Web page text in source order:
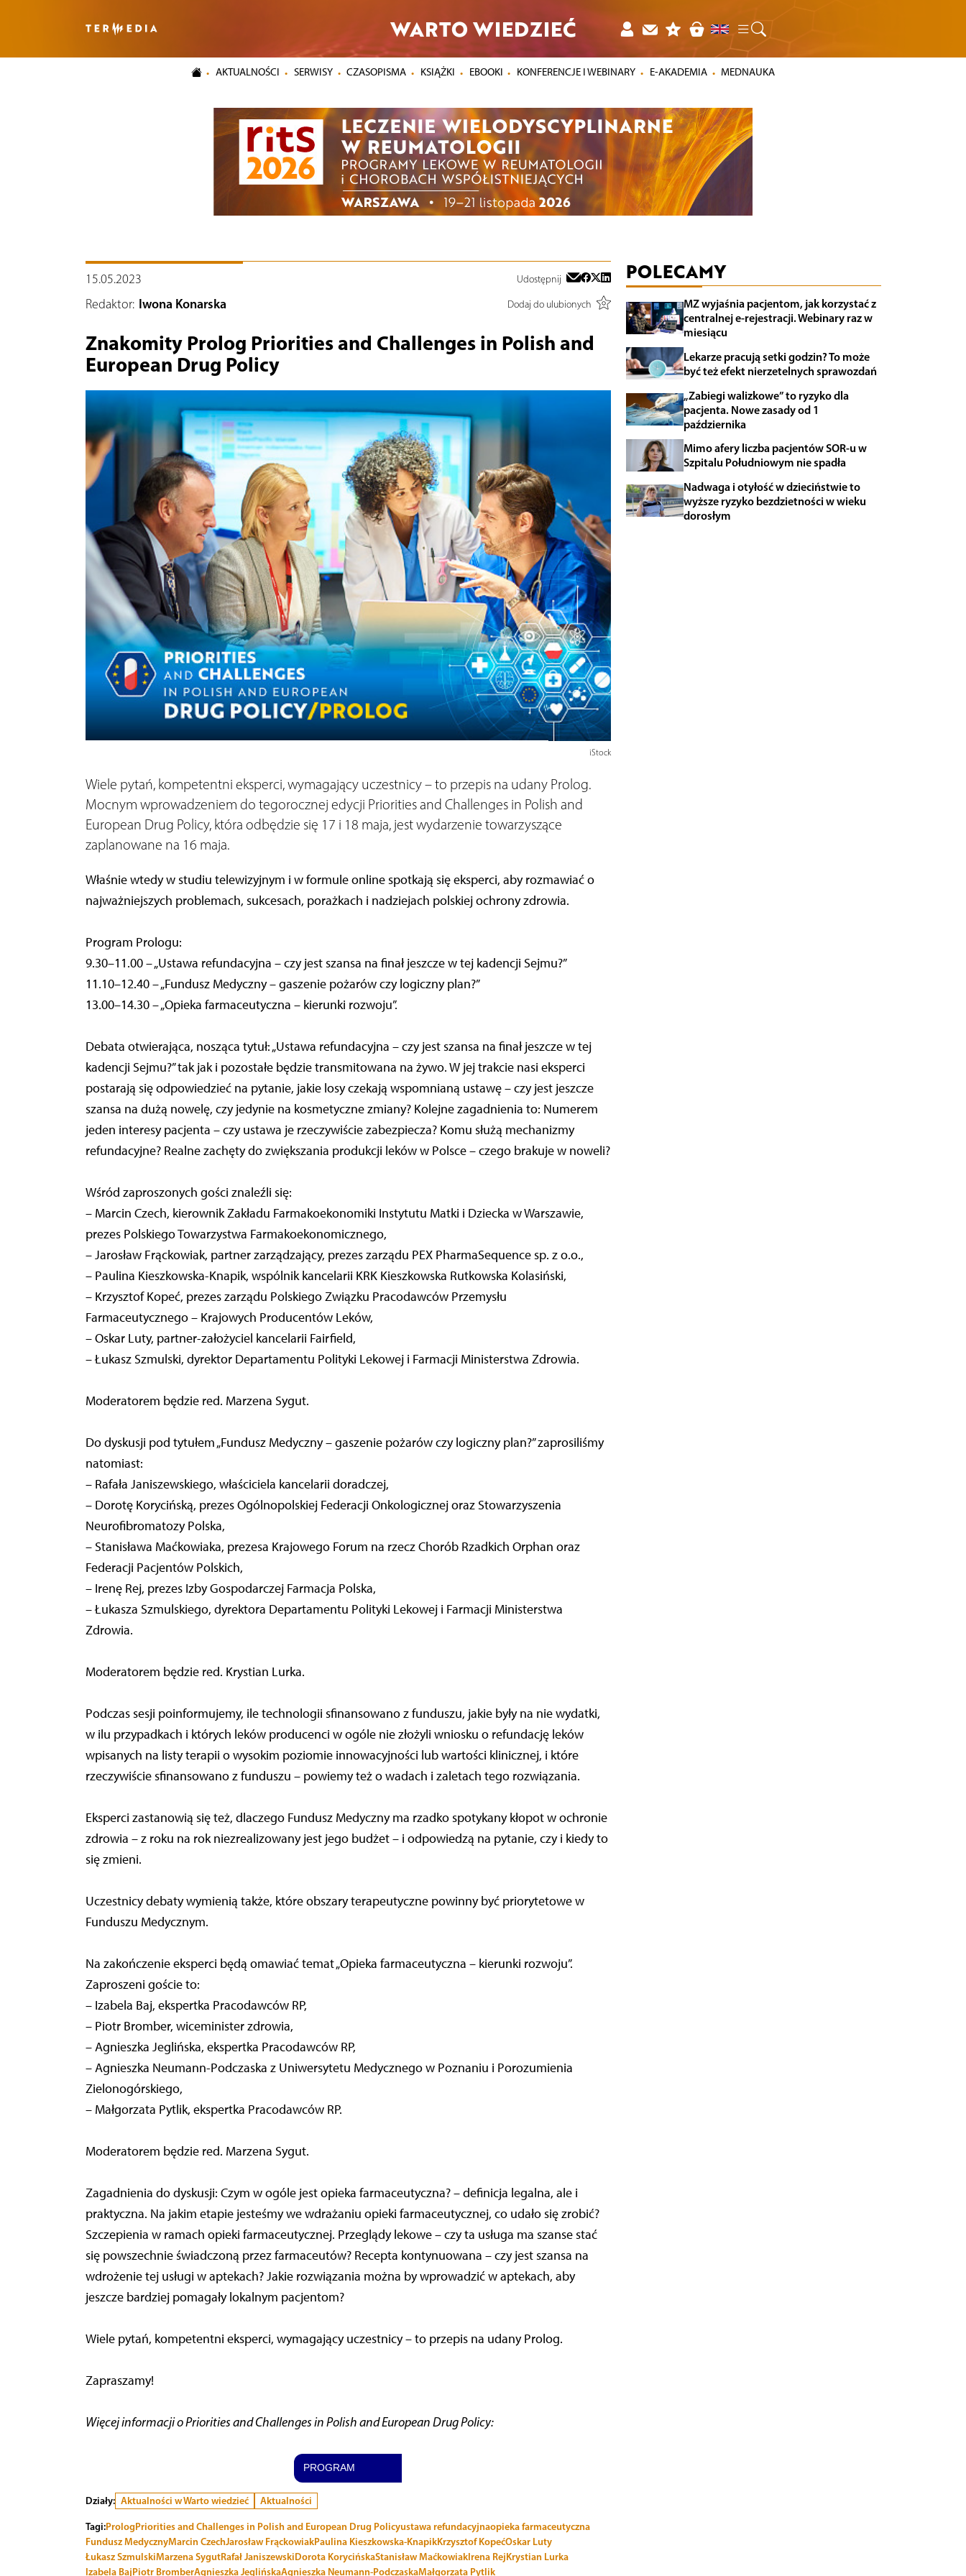
WARTO WIEDZIEĆ
AKTUALNOŚCI SERWISY CZASOPISMA KSIĄŻKI EBOOKI KONFERENCJE I WEBINARY E-AKADEMIA MEDNAUKA
15.05.2023 Udostępnij
Redaktor: Iwona Konarska Dodaj do ulubionych
Znakomity Prolog Priorities and Challenges in Polish and
European Drug Policy
iStock
Wiele pytań, kompetentni eksperci, wymagający uczestnicy – to przepis na udany Prolog.
Mocnym wprowadzeniem do tegorocznej edycji Priorities and Challenges in Polish and
European Drug Policy, która odbędzie się 17 i 18 maja, jest wydarzenie towarzyszące
zaplanowane na 16 maja.
Właśnie wtedy w studiu telewizyjnym i w formule online spotkają się eksperci, aby rozmawiać o
najważniejszych problemach, sukcesach, porażkach i nadziejach polskiej ochrony zdrowia.
Program Prologu:
9.30–11.00 – „Ustawa refundacyjna – czy jest szansa na finał jeszcze w tej kadencji Sejmu?”
11.10–12.40 – „Fundusz Medyczny – gaszenie pożarów czy logiczny plan?”
13.00–14.30 – „Opieka farmaceutyczna – kierunki rozwoju”.
Debata otwierająca, nosząca tytuł: „Ustawa refundacyjna – czy jest szansa na finał jeszcze w tej
kadencji Sejmu?” tak jak i pozostałe będzie transmitowana na żywo. W jej trakcie nasi eksperci
postarają się odpowiedzieć na pytanie, jakie losy czekają wspomnianą ustawę – czy jest jeszcze
szansa na dużą nowelę, czy jedynie na kosmetyczne zmiany? Kolejne zagadnienia to: Numerem
jeden interesy pacjenta – czy ustawa je rzeczywiście zabezpiecza? Komu służą mechanizmy
refundacyjne? Realne zachęty do zwiększania produkcji leków w Polsce – czego brakuje w noweli?
Wśród zaproszonych gości znaleźli się:
– Marcin Czech, kierownik Zakładu Farmakoekonomiki Instytutu Matki i Dziecka w Warszawie,
prezes Polskiego Towarzystwa Farmakoekonomicznego,
– Jarosław Frąckowiak, partner zarządzający, prezes zarządu PEX PharmaSequence sp. z o.o.,
– Paulina Kieszkowska-Knapik, wspólnik kancelarii KRK Kieszkowska Rutkowska Kolasiński,
– Krzysztof Kopeć, prezes zarządu Polskiego Związku Pracodawców Przemysłu
Farmaceutycznego – Krajowych Producentów Leków,
– Oskar Luty, partner-założyciel kancelarii Fairfield,
– Łukasz Szmulski, dyrektor Departamentu Polityki Lekowej i Farmacji Ministerstwa Zdrowia.
Moderatorem będzie red. Marzena Sygut.
Do dyskusji pod tytułem „Fundusz Medyczny – gaszenie pożarów czy logiczny plan?” zaprosiliśmy
natomiast:
– Rafała Janiszewskiego, właściciela kancelarii doradczej,
– Dorotę Korycińską, prezes Ogólnopolskiej Federacji Onkologicznej oraz Stowarzyszenia
Neurofibromatozy Polska,
– Stanisława Maćkowiaka, prezesa Krajowego Forum na rzecz Chorób Rzadkich Orphan oraz
Federacji Pacjentów Polskich,
– Irenę Rej, prezes Izby Gospodarczej Farmacja Polska,
– Łukasza Szmulskiego, dyrektora Departamentu Polityki Lekowej i Farmacji Ministerstwa
Zdrowia.
Moderatorem będzie red. Krystian Lurka.
Podczas sesji poinformujemy, ile technologii sfinansowano z funduszu, jakie były na nie wydatki,
w ilu przypadkach i których leków producenci w ogóle nie złożyli wniosku o refundację leków
wpisanych na listy terapii o wysokim poziomie innowacyjności lub wartości klinicznej, i które
rzeczywiście sfinansowano z funduszu – powiemy też o wadach i zaletach tego rozwiązania.
Eksperci zastanowią się też, dlaczego Fundusz Medyczny ma rzadko spotykany kłopot w ochronie
zdrowia – z roku na rok niezrealizowany jest jego budżet – i odpowiedzą na pytanie, czy i kiedy to
się zmieni.
Uczestnicy debaty wymienią także, które obszary terapeutyczne powinny być priorytetowe w
Funduszu Medycznym.
Na zakończenie eksperci będą omawiać temat „Opieka farmaceutyczna – kierunki rozwoju”.
Zaproszeni goście to:
– Izabela Baj, ekspertka Pracodawców RP,
– Piotr Bromber, wiceminister zdrowia,
– Agnieszka Jeglińska, ekspertka Pracodawców RP,
– Agnieszka Neumann-Podczaska z Uniwersytetu Medycznego w Poznaniu i Porozumienia
Zielonogórskiego,
– Małgorzata Pytlik, ekspertka Pracodawców RP.
Moderatorem będzie red. Marzena Sygut.
Zagadnienia do dyskusji: Czym w ogóle jest opieka farmaceutyczna? – definicja legalna, ale i
praktyczna. Na jakim etapie jesteśmy we wdrażaniu opieki farmaceutycznej, co udało się zrobić?
Szczepienia w ramach opieki farmaceutycznej. Przeglądy lekowe – czy ta usługa ma szanse stać
się powszechnie świadczoną przez farmaceutów? Recepta kontynuowana – czy jest szansa na
wdrożenie tej usługi w aptekach? Jakie rozwiązania można by wprowadzić w aptekach, aby
jeszcze bardziej pomagały lokalnym pacjentom?
Wiele pytań, kompetentni eksperci, wymagający uczestnicy – to przepis na udany Prolog.
Zapraszamy!
Więcej informacji o Priorities and Challenges in Polish and European Drug Policy:
PROGRAM
Działy: Aktualności w Warto wiedzieć
Aktualności
Tagi:PrologPriorities and Challenges in Polish and European Drug Policyustawa refundacyjnaopieka farmaceutyczna
Fundusz MedycznyMarcin CzechJarosław FrąckowiakPaulina Kieszkowska-KnapikKrzysztof KopećOskar Luty
Łukasz SzmulskiMarzena SygutRafał JaniszewskiDorota KorycińskaStanisław MaćkowiakIrena RejKrystian Lurka
Izabela BajPiotr BromberAgnieszka JeglińskaAgnieszka Neumann-PodczaskaMałgorzata Pytlik
POLECAMY
MZ wyjaśnia pacjentom, jak korzystać z
centralnej e-rejestracji. Webinary raz w
miesiącu
Lekarze pracują setki godzin? To może
być też efekt nierzetelnych sprawozdań
„Zabiegi walizkowe” to ryzyko dla
pacjenta. Nowe zasady od 1
października
Mimo afery liczba pacjentów SOR-u w
Szpitalu Południowym nie spadła
Nadwaga i otyłość w dzieciństwie to
wyższe ryzyko bezdzietności w wieku
dorosłym